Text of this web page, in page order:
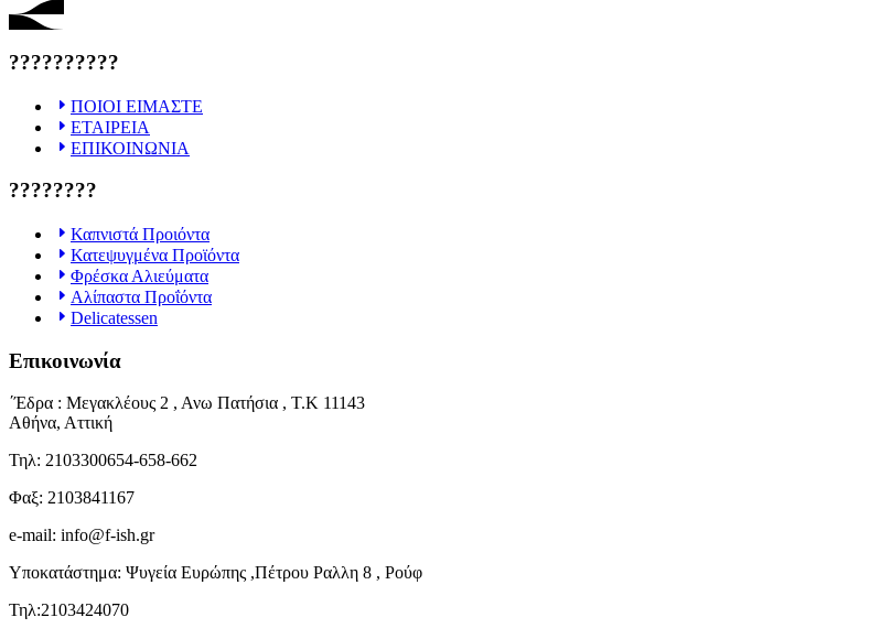
??????????
ΠΟΙΟΙ ΕΙΜΑΣΤΕ
ΕΤΑΙΡΕΙΑ
ΕΠΙΚΟΙΝΩΝΙΑ
????????
Καπνιστά Προιόντα
Κατεψυγμένα Προϊόντα
Φρέσκα Αλιεύματα
Αλίπαστα Προΐόντα
Delicatessen
Επικοινωνία
΄Έδρα : Μεγακλέους 2 , Ανω Πατήσια , Τ.Κ 11143
Αθήνα, Αττική
Τηλ: 2103300654-658-662
Φαξ: 2103841167
e-mail: info@f-ish.gr
Υποκατάστημα: Ψυγεία Ευρώπης ,Πέτρου Ραλλη 8 , Ρούφ
Τηλ:2103424070